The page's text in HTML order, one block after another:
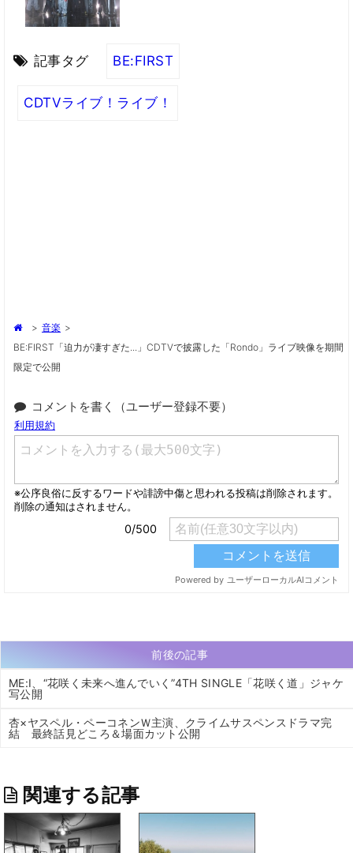
記事タグ BE:FIRST
CDTVライブ！ライブ！
> 音楽 >
BE:FIRST「迫力が凄すぎた...」CDTVで披露した「Rondo」ライブ映像を期間
限定で公開
コメントを書く（ユーザー登録不要）
前後の記事
ME:I、“花咲く未来へ進んでいく”4TH SINGLE「花咲く道」ジャケ
写公開
杏×ヤスペル・ペーコネンＷ主演、クライムサスペンスドラマ完
結 最終話見どころ＆場面カット公開
関連する記事